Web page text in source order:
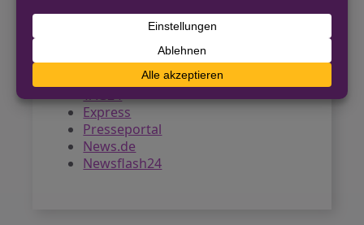
Wuppertaler Rundschau
Radio Wuppertal
TAG24
Express
Presseportal
News.de
Newsflash24